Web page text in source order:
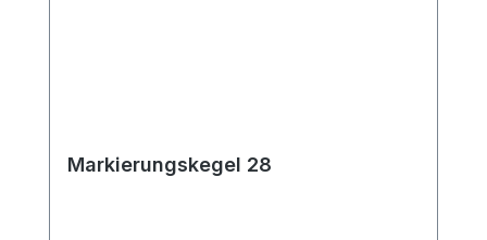
Markierungskegel 28